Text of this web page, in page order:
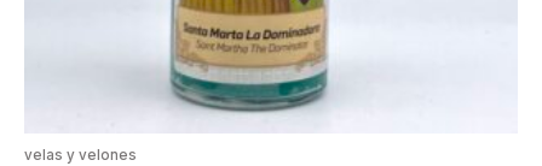
velas y velones